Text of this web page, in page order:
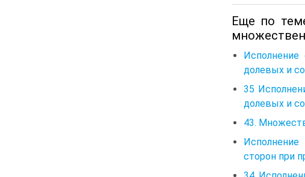
Еще по
Исполнение
долевых и
35
долевых и
43.
Исполнение
сторон при